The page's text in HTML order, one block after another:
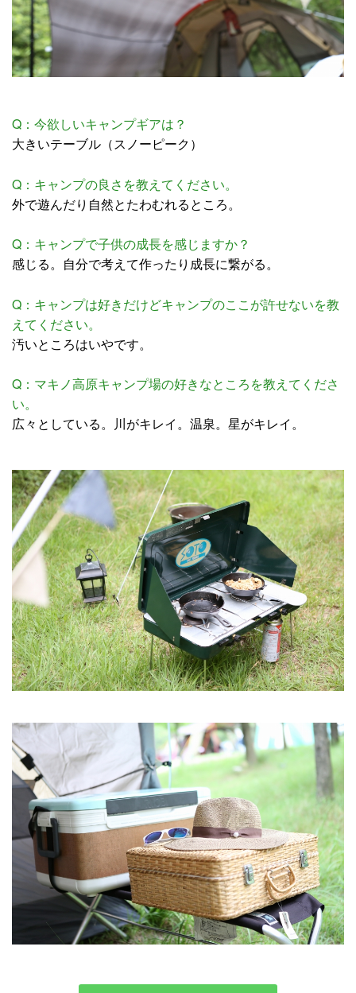
Q：今欲しいキャンプギアは？
大きいテーブル（スノーピーク）
Q：キャンプの良さを教えてください。
外で遊んだり自然とたわむれるところ。
Q：キャンプで子供の成長を感じますか？
感じる。自分で考えて作ったり成長に繋がる。
Q：キャンプは好きだけどキャンプのここが許せないを教
えてください。
汚いところはいやです。
Q：マキノ高原キャンプ場の好きなところを教えてくださ
い。
広々としている。川がキレイ。温泉。星がキレイ。